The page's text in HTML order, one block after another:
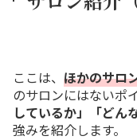
ここは、 ほかのサロ
のサロンにはないポ
しているか」「どん
強みを紹介します。